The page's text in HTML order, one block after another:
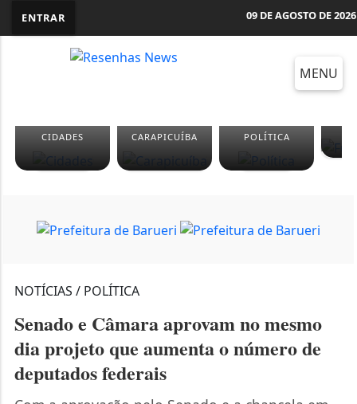
ENTRAR 09 DE AGOSTO DE 2026
MENU
CIDADES CARAPICUÍBA POLÍTICA
NOTÍCIAS / POLÍTICA
Senado e Câmara aprovam no mesmo
dia projeto que aumenta o número de
deputados federais